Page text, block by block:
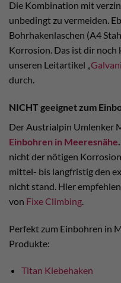
Die Kombination mit
unbedingt zu vermeiden.
Bohrhakenlaschen (A4
Korrosion. Das ist dir noch
unseren Leitartikel „
durch.
NICHTgeeignet zum
Der Austrialpin Umlenker
Einbohren in Meeresnähe
nicht der nötigen
mittel- bis langfristig den
nicht stand. Hier
von Fixe Climbing
Perfekt zum Einbohren in
Produkte:
Titan Klebehaken